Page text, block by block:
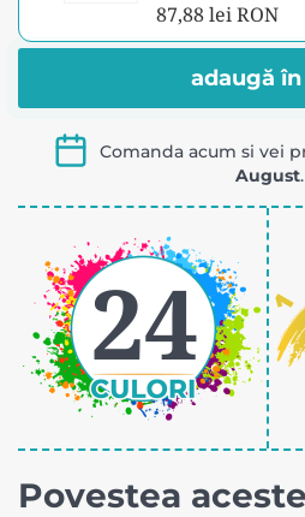
metalic,
52-
165
Fericit®
Trusă
pensule
fir
sintetic
pentru
acrilic,
cu
penar
Pictorul
Fericit
87,88 lei RON
adaugă
Comanda acum si vei
August.
24
Povestea